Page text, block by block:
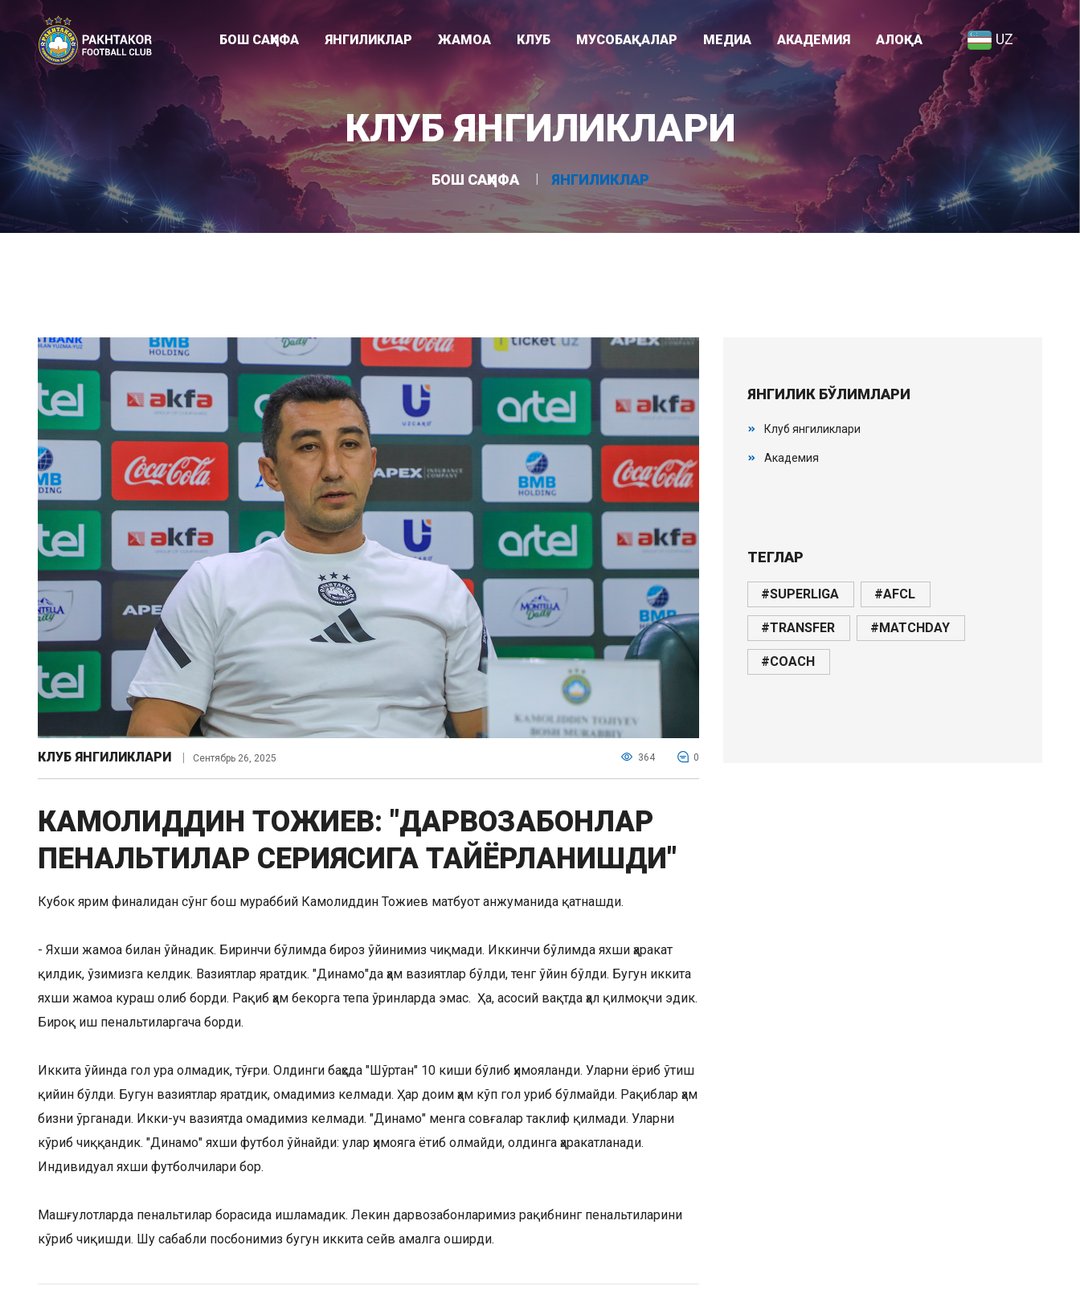
БОШ САҲИФА ЯНГИЛИКЛАР
Клуб янгиликлари
"ПАХТАКОР-79"
Академия
ЖАМОА
Раҳбарият
Мураббийлар
Асосий жамоа
КЛУБ
Клуб тарихи
Клуб ҳақида
Стадион
МУСОБАҚАЛАР
Суперлига
Ўзбекистон кубоги
U-21 лигаси
МЕДИА
Видео
Фотогалерея
АКАДЕМИЯ
Академия ҳақида
АЛОҚА UZ
КЛУБ ЯНГИЛИКЛАРИ
БОШ САҲИФА ЯНГИЛИКЛАР
КЛУБ ЯНГИЛИКЛАРИ Сентябрь 26, 2025 364 0
КАМОЛИДДИН ТОЖИЕВ: "ДАРВОЗАБОНЛАР
ПЕНАЛЬТИЛАР СЕРИЯСИГА ТАЙЁРЛАНИШДИ"
Кубок ярим финалидан сўнг бош мураббий Камолиддин Тожиев матбуот анжуманида қатнашди.
- Яхши жамоа билан ўйнадик. Биринчи бўлимда бироз ўйинимиз чиқмади. Иккинчи бўлимда яхши ҳаракат
қилдик, ўзимизга келдик. Вазиятлар яратдик. "Динамо"да ҳам вазиятлар бўлди, тенг ўйин бўлди. Бугун иккита
яхши жамоа кураш олиб борди. Рақиб ҳам бекорга тепа ўринларда эмас. Ҳа, асосий вақтда ҳал қилмоқчи эдик.
Бироқ иш пенальтиларгача борди.
Иккита ўйинда гол ура олмадик, тўғри. Олдинги баҳсда "Шўртан" 10 киши бўлиб ҳимояланди. Уларни ёриб ўтиш
қийин бўлди. Бугун вазиятлар яратдик, омадимиз келмади. Ҳар доим ҳам кўп гол уриб бўлмайди. Рақиблар ҳам
бизни ўрганади. Икки-уч вазиятда омадимиз келмади. "Динамо" менга совғалар таклиф қилмади. Уларни
кўриб чиққандик. "Динамо" яхши футбол ўйнайди: улар ҳимояга ётиб олмайди, олдинга ҳаракатланади.
Индивидуал яхши футболчилари бор.
Машғулотларда пенальтилар борасида ишламадик. Лекин дарвозабонларимиз рақибнинг пенальтиларини
кўриб чиқишди. Шу сабабли посбонимиз бугун иккита сейв амалга оширди.
ЯНГИЛИК БЎЛИМЛАРИ
Клуб янгиликлари
Академия
ТЕГЛАР
#SUPERLIGA #AFCL
#TRANSFER #MATCHDAY
#COACH